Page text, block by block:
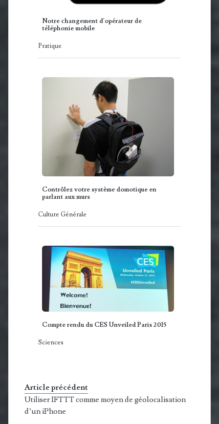
Notre changement d'opérateur de
téléphonie mobile
Pratique
Contrôlez votre système domotique en
parlant aux murs
Culture Générale
Compte rendu du CES Unveiled Paris 2015
Sciences
Article précédent
Utiliser IFTTT comme moyen de géolocalisation
d’un iPhone